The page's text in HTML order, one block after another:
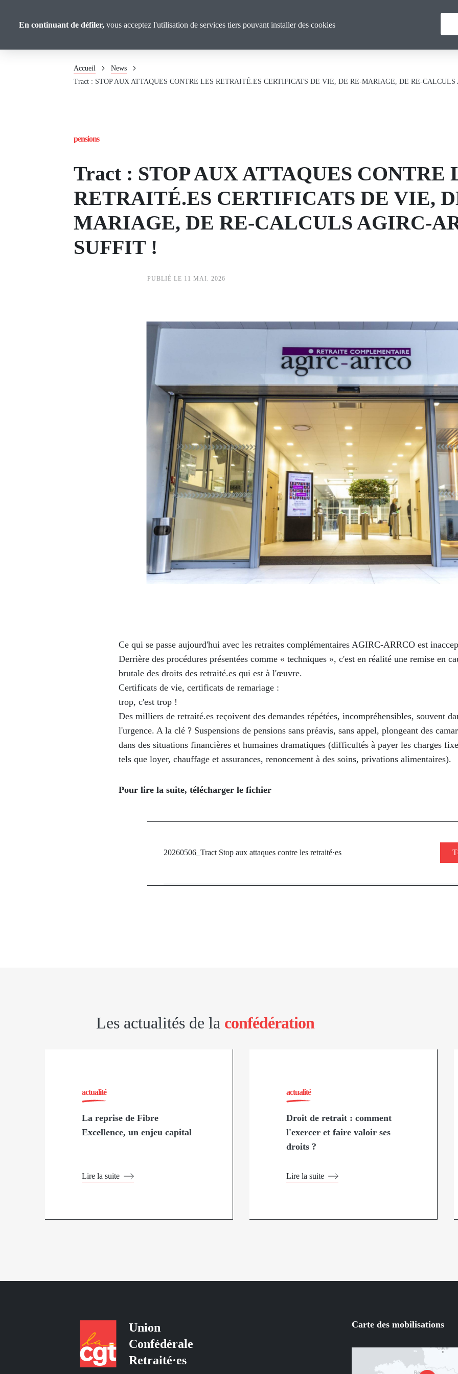
Confédérale
principal
Qui sommes nous ?
d'Ariane
Accueil
News
Tract : STOP AUX ATTAQUES CONTRE LES RETRAITÉ.ES CERTIFICATS DE VIE, DE RE-MARIAGE, DE RE-CALCULS
pensions
Tract : STOP AUX ATTAQUES CONTRE
RETRAITÉ.ES CERTIFICATS DE VIE,
MARIAGE, DE RE-CALCULS AGIRC-
SUFFIT !
PUBLIÉ LE 11 MAI. 2026
Ce qui se passe aujourd'hui avec les retraites complémentaires AGIRC-ARRCO est
Derrière des procédures présentées comme « techniques », c'est en réalité une remise en
brutale des droits des retraité.es qui est à l'œuvre.
Certificats de vie, certificats de remariage :
trop, c'est trop !
Des milliers de retraité.es reçoivent des demandes répétées, incompréhensibles, souvent
l'urgence. A la clé ? Suspensions de pensions sans préavis, sans appel, plongeant des
dans des situations financières et humaines dramatiques (difficultés à payer les charges
tels que loyer, chauffage et assurances, renoncement à des soins, privations alimentaires).
Pour lire la suite, télécharger le fichier
20260506_Tract Stop aux attaques contre les retraité·es
Les actualités de la confédération
actualité
La reprise de Fibre
Excellence, un enjeu capital
Lire la suite
actualité
Droit de retrait : comment
l'exercer et faire valoir ses
droits ?
Lire la suite
Union
Confédérale
Retraité·es
Carte des mobilisations
En continuant de défiler, vous acceptez l'utilisation de services tiers pouvant installer des cookies